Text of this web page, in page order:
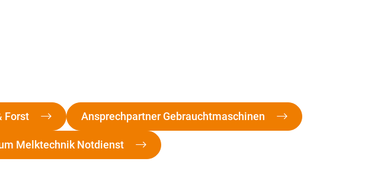
Forst Ansprechpartner Gebrauchtmaschinen
Melktechnik Notdienst